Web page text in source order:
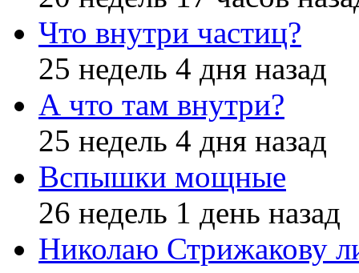
Что внутри частиц?
25 недель 4 дня назад
А что там внутри?
25 недель 4 дня назад
Вспышки мощные
26 недель 1 день назад
Николаю Стрижакову